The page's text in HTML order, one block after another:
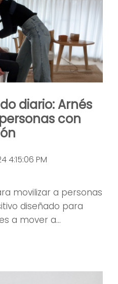
diario: Arnés
con
4:15:06 PM
movilizar a personas
diseñado para
a mover a...